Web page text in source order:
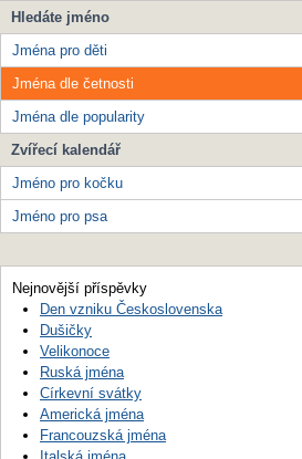
Hledáte jméno
Jména pro děti
Jména dle četnosti
Jména dle popularity
Zvířecí kalendář
Jméno pro kočku
Jméno pro psa
Nejnovější příspěvky
Den vzniku Československa
Dušičky
Velikonoce
Ruská jména
Církevní svátky
Americká jména
Francouzská jména